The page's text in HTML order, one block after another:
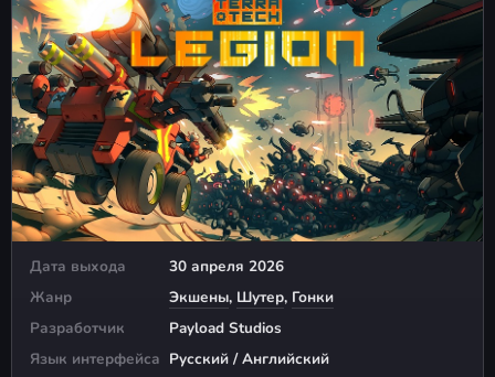
Дата выхода
30 апреля 2026
Жанр
Экшены, Шутер, Гонки
Разработчик
Payload Studios
Язык интерфейса Русский / Английский